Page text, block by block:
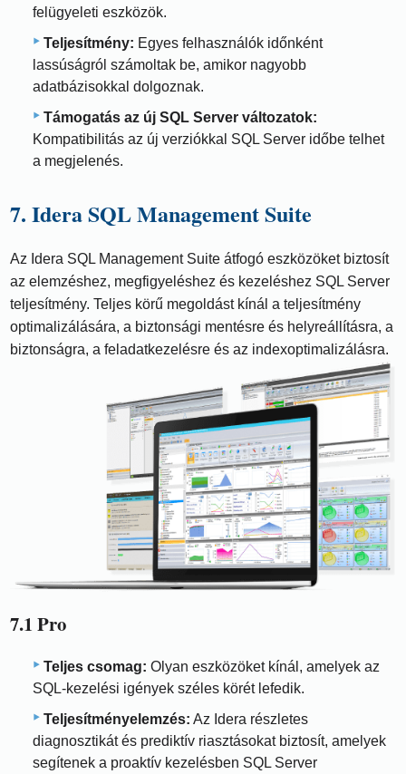
felügyeleti eszközök.
Teljesítmény: Egyes felhasználók időnként
lassúságról számoltak be, amikor nagyobb
adatbázisokkal dolgoznak.
Támogatás az új SQL Server változatok:
Kompatibilitás az új verziókkal SQL Server időbe telhet
a megjelenés.
7. Idera SQL Management Suite
Az Idera SQL Management Suite átfogó eszközöket biztosít
az elemzéshez, megfigyeléshez és kezeléshez SQL Server
teljesítmény. Teljes körű megoldást kínál a teljesítmény
optimalizálására, a biztonsági mentésre és helyreállításra, a
biztonságra, a feladatkezelésre és az indexoptimalizálásra.
7.1 Pro
Teljes csomag: Olyan eszközöket kínál, amelyek az
SQL-kezelési igények széles körét lefedik.
Teljesítményelemzés: Az Idera részletes
diagnosztikát és prediktív riasztásokat biztosít, amelyek
segítenek a proaktív kezelésben SQL Server